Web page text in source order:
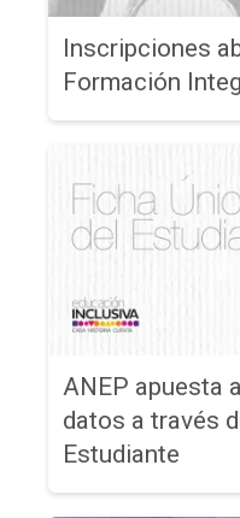
Inscripciones
Formación
ANEP apuesta
datos a través
Estudiante